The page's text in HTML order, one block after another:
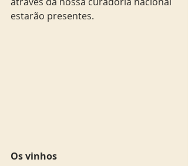
estarão presentes.
Os vinhos